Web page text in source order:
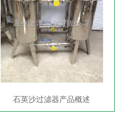
石英沙过滤器产品概述